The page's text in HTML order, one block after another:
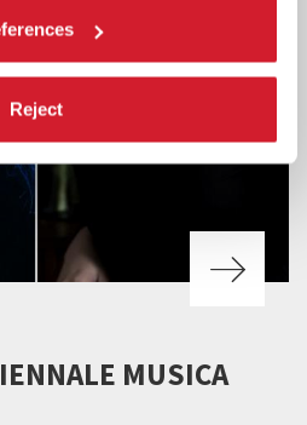
Reject
MUSICA